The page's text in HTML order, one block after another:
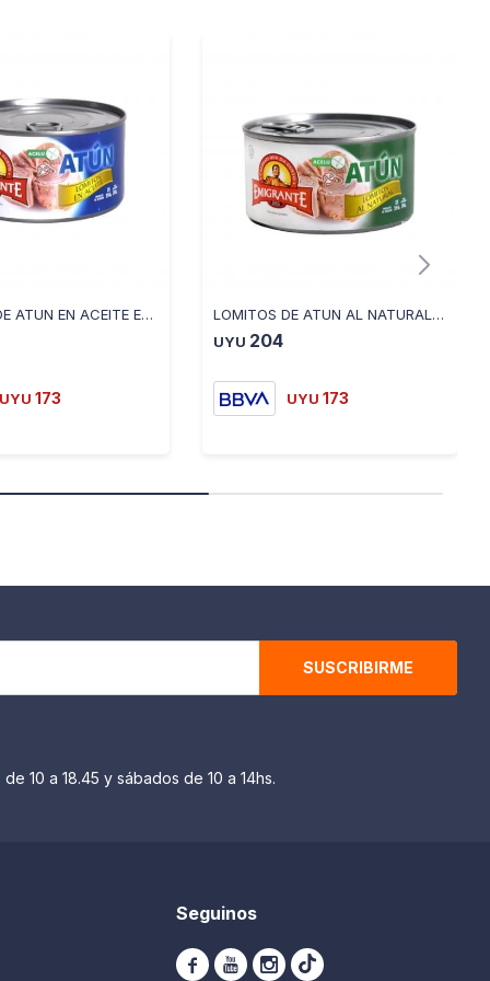
LOMITOS DE ATUN EN ACEITE EMIGRANTE - 354 GRS
UYU 173
LOMITOS DE ATUN AL NATURAL EMIGRANTE -354 GRS
UYU 204
UYU 173
SUSCRIBIRME
10 a 18.45 y sábados de 10 a 14hs.
Seguinos
  